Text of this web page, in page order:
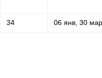
34 06 янв, 30